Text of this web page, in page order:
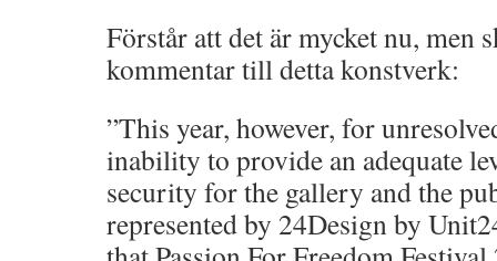
Förstår att det är mycket nu, men
kommentar till detta konstverk:
”This year, however, for
inability to provide an adequate
security for the gallery and the
represented by 24Design by